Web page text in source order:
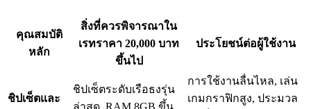
คุณสมบัติ
หลัก
สิ่งที่ควรพิจารณาใน
เรทราคา 20,000 บาท
ขึ้นไป
ประโยชน์ต่อผู้ใช้งาน
ชิปเซ็ตและ
ชิปเซ็ตระดับเรือธงรุ่น
การใช้งานลื่นไหล, เล่น
เกมกราฟิกสูง, ประมวล